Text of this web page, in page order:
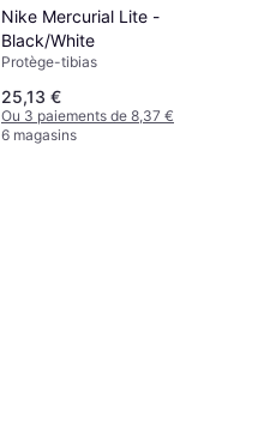
Nike Mercurial Lite -
Black/White
Protège-tibias
25,13 €
Ou 3 paiements de 8,37 €
6 magasins